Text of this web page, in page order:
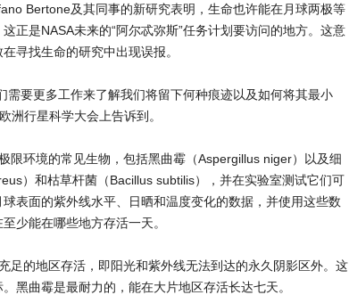
Bertone及其同事的新研究表明，生命也许能在月球两极等
正是NASA未来的“阿尔忒弥斯”任务计划要访问的地方。这意
寻找生命的研究中出现误报。
需要更多工作来了解我们将留下何种痕迹以及如何将其最小
洲行星科学大会上告诉到。
限环境的常见生物，包括黑曲霉（Aspergillus niger）以及细
）和枯草杆菌（Bacillus subtilis），并在实验室测试它们可
表面的紫外线水平、日晒和温度变化的数据，并使用这些数
少能在哪些地方存活一天。
足的地区存活，即阳光和紫外线无法到达的永久阴影区外。这
黑曲霉是最耐力的，能在大片地区存活长达七天。